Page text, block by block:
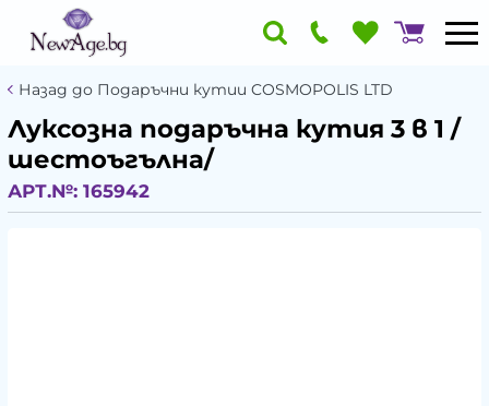
Назад до Подаръчни кутии COSMOPOLIS LTD
Луксозна подаръчна кутия 3 в 1 /
шестоъгълна/
АРТ.№: 165942